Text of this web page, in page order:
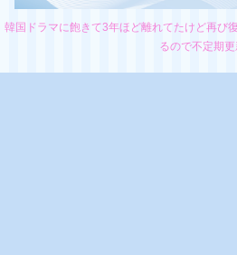
韓国ドラマに飽きて3年ほど離れてたけど再び
るので不定期